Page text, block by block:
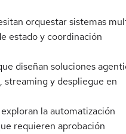
orquestar sistemas
estado y coordinación
diseñan soluciones
streaming y despliegue en
la automatización
requieren aprobación